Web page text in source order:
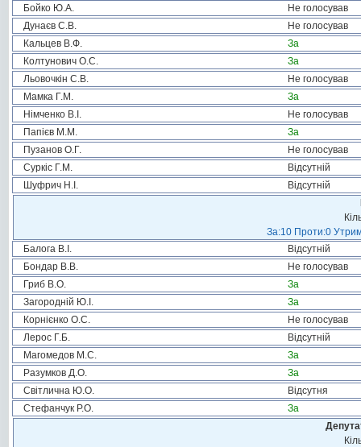
Бойко Ю.А.
Не голосував
Дунаєв С.В.
Не голосував
Кальцев В.Ф.
За
Колтунович О.С.
За
Льовочкін С.В.
Не голосував
Мамка Г.М.
За
Німченко В.І.
Не голосував
Папієв М.М.
За
Пузанов О.Г.
Не голосував
Суркіс Г.М.
Відсутній
Шуфрич Н.І.
Відсутній
За:10 Проти:0
Балога В.І.
Відсутній
Бондар В.В.
Не голосував
Гриб В.О.
За
Загородній Ю.І.
За
Корнієнко О.С.
Не голосував
Лерос Г.Б.
Відсутній
Магомедов М.С.
За
Разумков Д.О.
За
Світлична Ю.О.
Відсутня
Стефанчук Р.О.
За